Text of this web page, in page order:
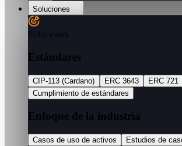
Soluciones
Soluciones
Estándares
CIP-113 (Cardano) ERC 3643
ERC 721
Cumplimiento de estándares
Enfoque de la industria
Casos de uso de activos
Estudios de